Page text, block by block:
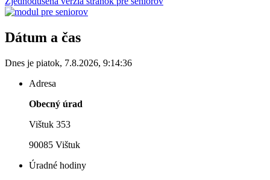
Dátum a čas
Dnes je piatok, 7.8.2026, 9:14:36
Adresa
Obecný úrad
Vištuk 353
90085 Vištuk
Úradné hodiny